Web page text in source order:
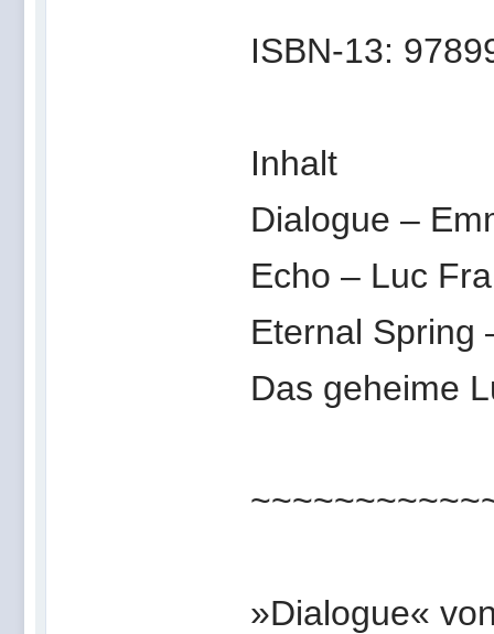
ISBN-13:
Inhalt
Dialogue –
Echo – Luc
Eternal Spring
Das geheime
»Dialogue«